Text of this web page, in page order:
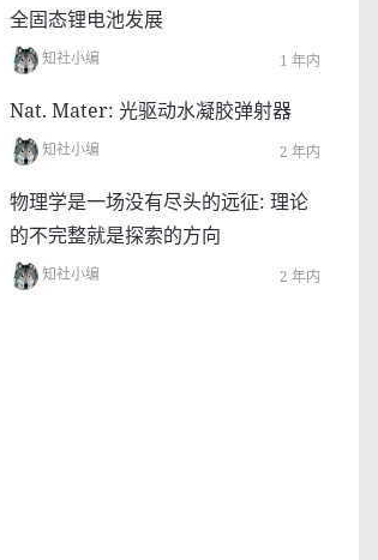
全固态锂电池发展
知社小编 1 年内
Nat. Mater: 光驱动水凝胶弹射器
知社小编 2 年内
物理学是一场没有尽头的远征: 理论
的不完整就是探索的方向
知社小编 2 年内